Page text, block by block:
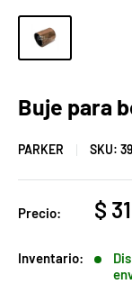
Buje para
PARKER SKU:
Precio: $
Inventario: